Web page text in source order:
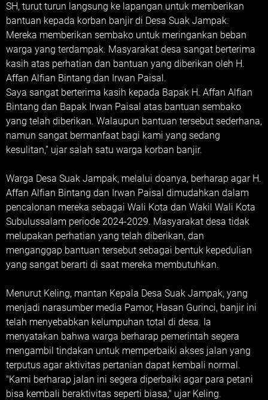
SH, turut turun langsung ke lapangan untuk memberikan
bantuan kepada korban banjir di Desa Suak Jampak.
Mereka memberikan sembako untuk meringankan beban
warga yang terdampak. Masyarakat desa sangat berterima
kasih atas perhatian dan bantuan yang diberikan oleh H.
Affan Alfian Bintang dan Irwan Paisal.
Saya sangat berterima kasih kepada Bapak H. Affan Alfian
Bintang dan Bapak Irwan Paisal atas bantuan sembako
yang telah diberikan. Walaupun bantuan tersebut sederhana,
namun sangat bermanfaat bagi kami yang sedang
kesulitan,” ujar salah satu warga korban banjir.
Warga Desa Suak Jampak, melalui doanya, berharap agar H.
Affan Alfian Bintang dan Irwan Paisal dimudahkan dalam
pencalonan mereka sebagai Wali Kota dan Wakil Wali Kota
Subulussalam periode 2024-2029. Masyarakat desa tidak
melupakan perhatian yang telah diberikan, dan
menganggap bantuan tersebut sebagai bentuk kepedulian
yang sangat berarti di saat mereka membutuhkan.
Menurut Keling, mantan Kepala Desa Suak Jampak, yang
menjadi narasumber media Pamor, Hasan Gurinci, banjir ini
telah menyebabkan kelumpuhan total di desa. Ia
menyatakan bahwa warga berharap pemerintah segera
mengambil tindakan untuk memperbaiki akses jalan yang
terputus agar aktivitas pertanian dapat kembali normal.
"Kami berharap jalan ini segera diperbaiki agar para petani
bisa kembali beraktivitas seperti biasa," ujar Keling.